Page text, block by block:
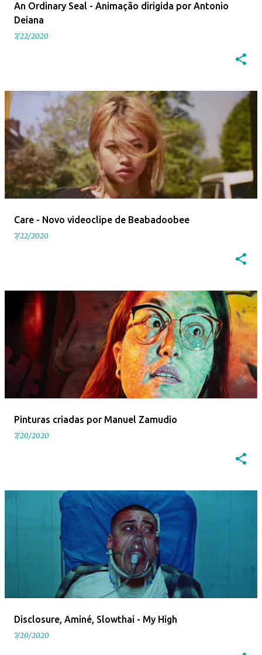
An Ordinary Seal - Animação dirigida por Antonio
Deiana
7/22/2020
Care - Novo videoclipe de Beabadoobee
7/22/2020
Pinturas criadas por Manuel Zamudio
7/20/2020
Disclosure, Aminé, Slowthai - My High
7/20/2020